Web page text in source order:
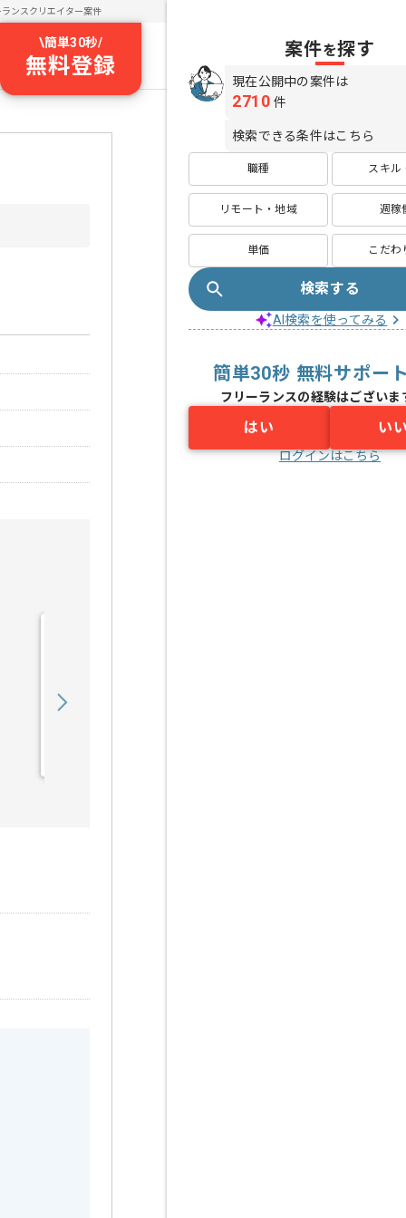
ランスクリエイター案件
\簡単30秒/
無料登録
案件を探す
現在公開中の案件は
2710 件
検索できる条件はこちら
職種 スキル
リモート・地域 週稼
単価 こだわ
検索する
AI検索を使ってみる
簡単30秒 無料サポー
フリーランスの経験はございま
はい い
ログインはこちら